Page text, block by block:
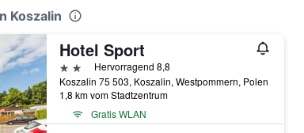
Koszalin
Hotel Sport
2 SterneHervorragend 8,8
Koszalin 75 503, Koszalin, Westpommern, Polen
1,8 km vom Stadtzentrum
Gratis WLAN